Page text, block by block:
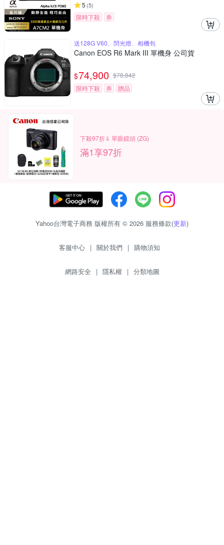
5 (5)
限時下殺 券
送128G V60、閃光燈、相機包
Canon EOS R6 Mark III 單機身 公司貨
$74,900 $78,842
限時下殺
券 贈品
下殺97折⇓ 單眼鏡頭 (ZG)
滿1享97折
Yahoo台灣電子商務 版權所有 © 2026 服務條款(更新)
客服中心 | 關於我們 | 購物須知
網路安全 | 隱私權 | 分類地圖